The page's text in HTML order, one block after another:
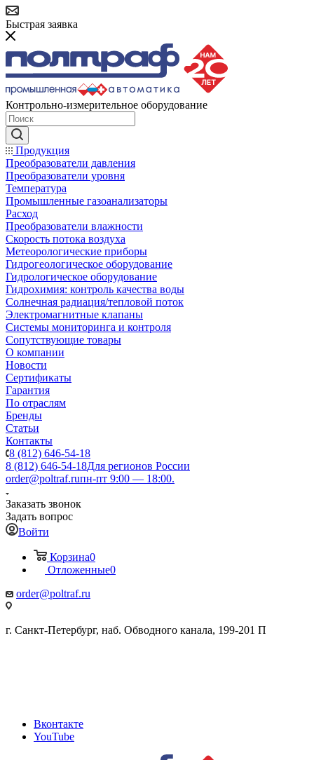
Быстрая заявка
Контрольно-измерительное оборудование
Продукция
Преобразователи давления
Преобразователи уровня
Температура
Промышленные газоанализаторы
Расход
Преобразователи влажности
Скорость потока воздуха
Метеорологические приборы
Гидрогеологическое оборудование
Гидрологическое оборудование
Гидрохимия: контроль качества воды
Солнечная радиация/тепловой поток
Электромагнитные клапаны
Системы мониторинга и контроля
Сопутствующие товары
О компании
Новости
Сертификаты
Гарантия
По отраслям
Бренды
Статьи
Контакты
8 (812) 646-54-18
8 (812) 646-54-18Для регионов России
order@poltraf.ruпн-пт 9:00 — 18:00.
Заказать звонок
Задать вопрос
Войти
Корзина0
Отложенные0
order@poltraf.ru
г. Санкт-Петербург, наб. Обводного канала, 199-201 П
Вконтакте
YouTube